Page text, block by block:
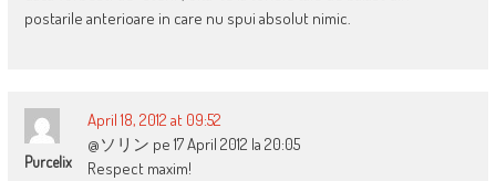
postarile anterioare in care nu spui absolut nimic.
Purcelix
April 18, 2012 at 09:52
@ソリン pe 17 April 2012 la 20:05
Respect maxim!